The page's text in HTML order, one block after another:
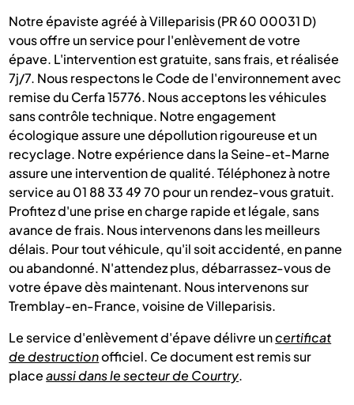
Notre épaviste agréé à Villeparisis (PR 60 00031 D)
vous offre un service pour l'enlèvement de votre
épave. L'intervention est gratuite, sans frais, et réalisée
7j/7. Nous respectons le Code de l'environnement avec
remise du Cerfa 15776. Nous acceptons les véhicules
sans contrôle technique. Notre engagement
écologique assure une dépollution rigoureuse et un
recyclage. Notre expérience dans la Seine-et-Marne
assure une intervention de qualité. Téléphonez à notre
service au 01 88 33 49 70 pour un rendez-vous gratuit.
Profitez d'une prise en charge rapide et légale, sans
avance de frais. Nous intervenons dans les meilleurs
délais. Pour tout véhicule, qu'il soit accidenté, en panne
ou abandonné. N'attendez plus, débarrassez-vous de
votre épave dès maintenant. Nous intervenons sur
Tremblay-en-France, voisine de Villeparisis.
Le service d'enlèvement d'épave délivre uncertificat
de destructionofficiel. Ce document est remis sur
placeaussi dans le secteur de Courtry.